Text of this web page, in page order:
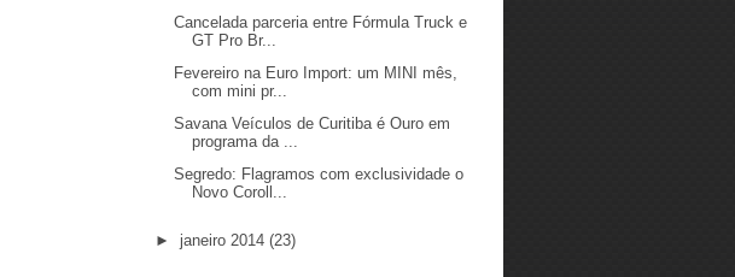
Cancelada parceria entre Fórmula Truck e
GT Pro Br...
Fevereiro na Euro Import: um MINI mês,
com mini pr...
Savana Veículos de Curitiba é Ouro em
programa da ...
Segredo: Flagramos com exclusividade o
Novo Coroll...
► janeiro 2014 (23)